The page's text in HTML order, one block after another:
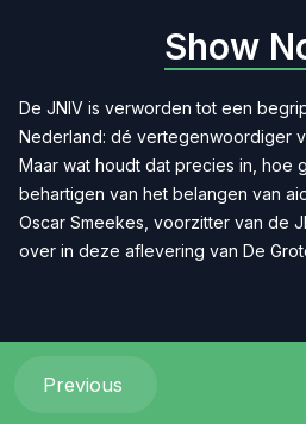
Show
De JNIV is verworden tot een
Nederland: dé vertegenwoordiger
Maar wat houdt dat precies in, hoe
behartigen van het belangen van
Oscar Smeekes, voorzitter van de
over in deze aflevering van De
Previous